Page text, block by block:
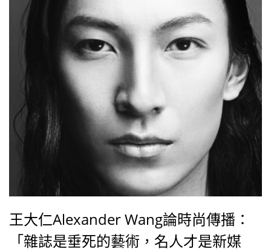
是創意十足的實驗性妝容或是日常經典妝容，都能游刃
有餘地掌握詮釋，從未接受過正規彩妝訓練的她，由於
母親的啟蒙，再加上自身不斷精進與努力，才有今日的
成就與地位。
王大仁Alexander Wang論時尚傳播：
「雜誌是垂死的藝術，名人才是新媒